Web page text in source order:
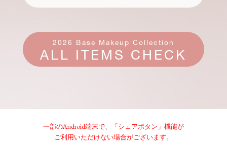
2026 Base Makeup Collection
ALL ITEMS CHECK
一部のAndroid端末で、「シェアボタン」機能が
ご利用いただけない場合がございます。